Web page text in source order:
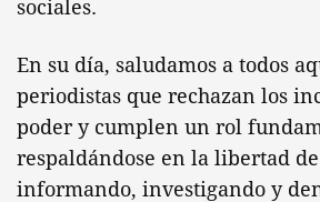
sociales.
En su día, saludamos a todos
periodistas que rechazan los
poder y cumplen un rol
respaldándose en la libertad
informando, investigando y